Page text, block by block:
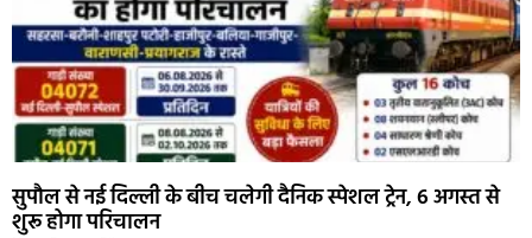
सुपौल से नई दिल्ली के बीच चलेगी दैनिक स्पेशल ट्रेन, 6 अगस्त से
शुरू होगा परिचालन